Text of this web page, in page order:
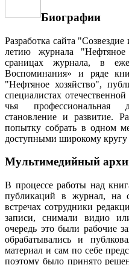
Биографии
Разработка сайта
летию журнала "Нефтяное
сраницах журнала, в
Воспоминания» и ряде
"Нефтяное хозяйство",
специалистах
чья профессиональная
становление и развитие.
попытку собрать в одном
доступными широкому кругу
Мультимедийный
В процессе работы над
публикаций в журнал, на
встречах сотрудники
записи, снимали видио
очередь это были рабочие
обрабатывались и
материал и сам по себе
поэтому было принято